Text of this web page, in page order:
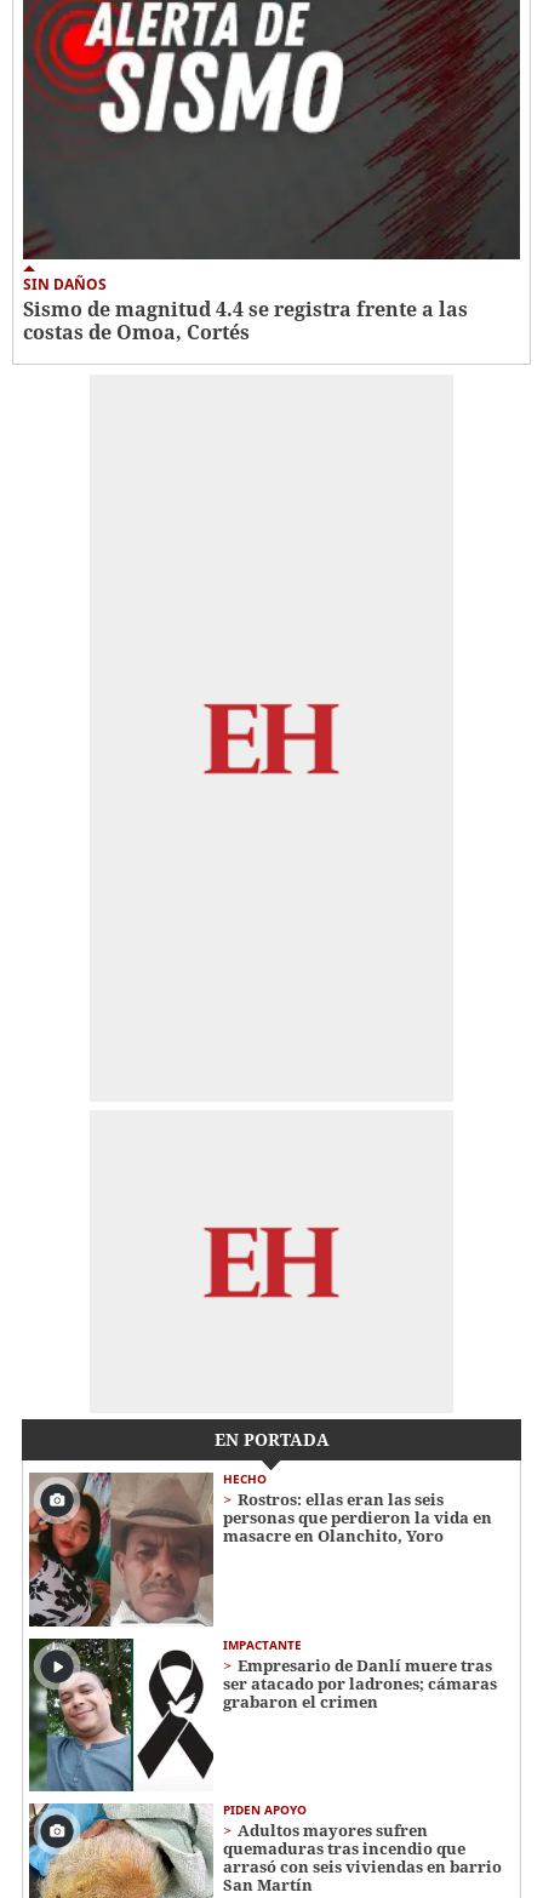
SIN DAÑOS
Sismo de magnitud 4.4 se registra frente a las
costas de Omoa, Cortés
EN PORTADA
HECHO
Rostros: ellas eran las seis
personas que perdieron la vida en
masacre en Olanchito, Yoro
IMPACTANTE
Empresario de Danlí muere tras
ser atacado por ladrones; cámaras
grabaron el crimen
PIDEN APOYO
Adultos mayores sufren
quemaduras tras incendio que
arrasó con seis viviendas en barrio
San Martín